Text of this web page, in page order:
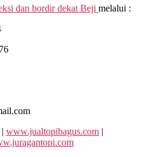
dan bordir dekat Beji melalui :
| www.jualtopibagus.com |